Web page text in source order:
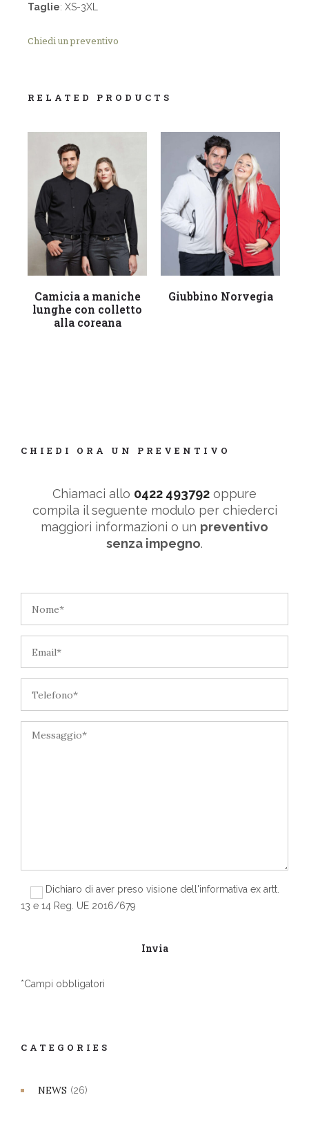
Taglie: XS-3XL
Chiedi un preventivo
RELATED PRODUCTS
Leggi tutto
Camicia a maniche
lunghe con colletto
alla coreana
Leggi tutto
Giubbino Norvegia
CHIEDI ORA UN PREVENTIVO
Chiamaci allo 0422 493792 oppure
compila il seguente modulo per chiederci
maggiori informazioni o un preventivo
senza impegno.
Dichiaro di aver preso visione dell'informativa ex artt.
13 e 14 Reg. UE 2016/679
*Campi obbligatori
CATEGORIES
NEWS (26)